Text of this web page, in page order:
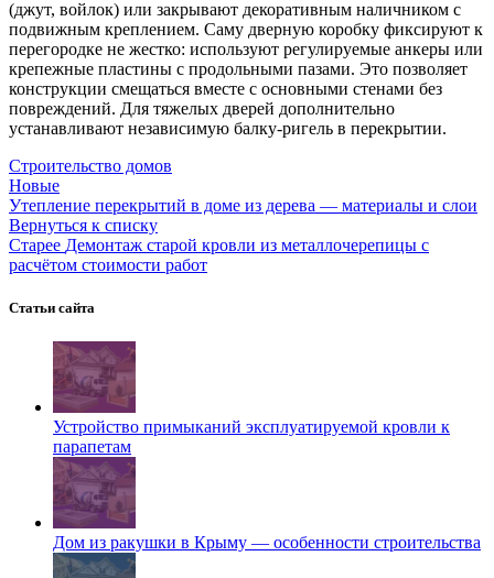
(джут, войлок) или закрывают декоративным наличником с
подвижным креплением. Саму дверную коробку фиксируют к
перегородке не жестко: используют регулируемые анкеры или
крепежные пластины с продольными пазами. Это позволяет
конструкции смещаться вместе с основными стенами без
повреждений. Для тяжелых дверей дополнительно
устанавливают независимую балку-ригель в перекрытии.
Строительство домов
Новые
Утепление перекрытий в доме из дерева — материалы и слои
Вернуться к списку
Старее Демонтаж старой кровли из металлочерепицы с
расчётом стоимости работ
Статьи сайта
Устройство примыканий эксплуатируемой кровли к
парапетам
Дом из ракушки в Крыму — особенности строительства